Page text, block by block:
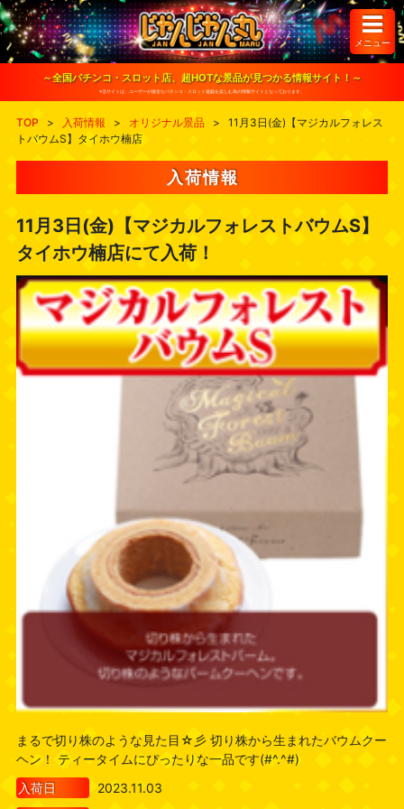
S
k
i
o
メニュー
～全国パチンコ・スロット店、超HOTな景品が見つかる情報サイト！～
※当サイトは、ユーザーが健全なパチンコ・スロット遊戯を楽しむ為の情報サイトとなっております。
TOP > 入荷情報 > オリジナル景品 >
11月3日(金)【マジカルフォレス
トバウムS】タイホウ楠店
入荷情報
11月3日(金)【マジカルフォレストバウムS】
タイホウ楠店にて入荷！
まるで切り株のような見た目☆彡 切り株から生まれたバウムクー
ヘン！ ティータイムにぴったりな一品です(#^.^#)
入荷日
2023.11.03